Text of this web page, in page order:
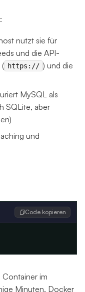
nutzt sie für
und die API-
https:// ) und die
MySQL als
SQLite, aber
und
Code kopieren
Container im
Minuten. Docker